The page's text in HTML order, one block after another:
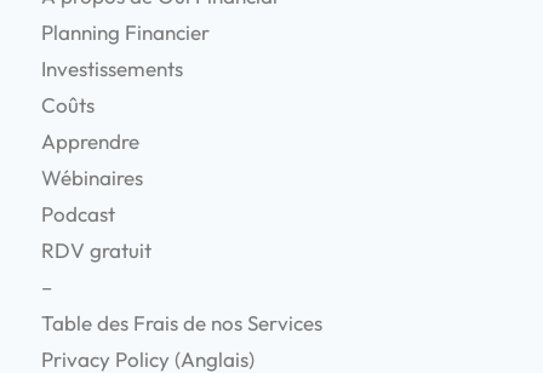
Planning Financier
Investissements
Coûts
Apprendre
Wébinaires
Podcast
RDV gratuit
–
Table des Frais de nos Services
Privacy Policy (Anglais)